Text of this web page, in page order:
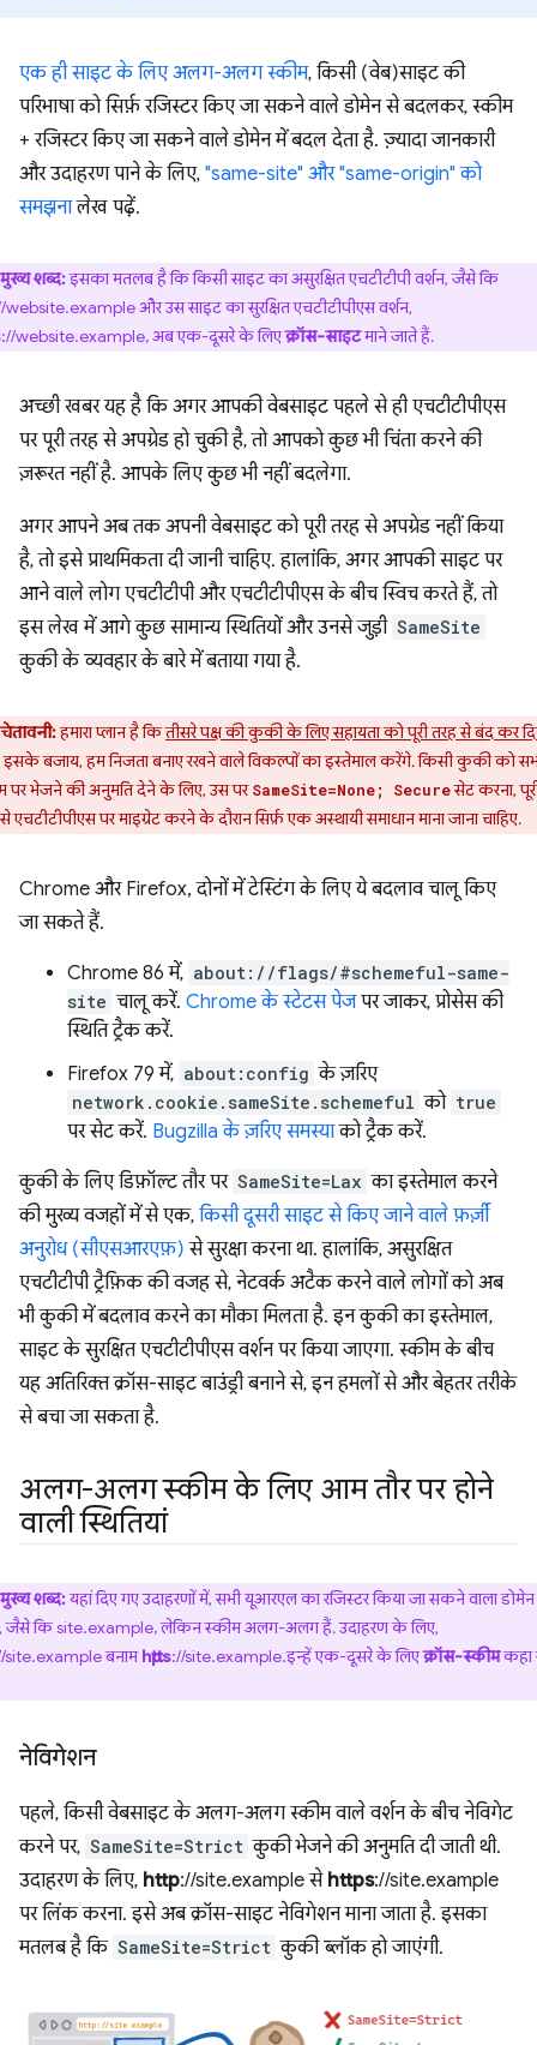
एक ही साइट के लिए अलग-अलग स्कीम, किसी (वेब)साइट की
परिभाषा को सिर्फ़ रजिस्टर किए जा सकने वाले डोमेन से बदलकर, स्कीम
+ रजिस्टर किए जा सकने वाले डोमेन में बदल देता है. ज़्यादा जानकारी
और उदाहरण पाने के लिए, "same-site" और "same-origin" को
समझनालेख पढ़ें.
मुख्य शब्द:इसका मतलब है कि किसी साइट का असुरक्षित एचटीटीपी वर्शन, जैसे कि
website.example और उस साइट का सुरक्षित एचटीटीपीएस वर्शन,
://website.example, अब एक-दूसरे के लिएक्रॉस-साइटमाने जाते हैं.
अच्छी खबर यह है कि अगर आपकी वेबसाइट पहले से ही एचटीटीपीएस
पर पूरी तरह से अपग्रेड हो चुकी है, तो आपको कुछ भी चिंता करने की
ज़रूरत नहीं है. आपके लिए कुछ भी नहीं बदलेगा.
अगर आपने अब तक अपनी वेबसाइट को पूरी तरह से अपग्रेड नहीं किया
है, तो इसे प्राथमिकता दी जानी चाहिए. हालांकि, अगर आपकी साइट पर
आने वाले लोग एचटीटीपी और एचटीटीपीएस के बीच स्विच करते हैं, तो
इस लेख में आगे कुछ सामान्य स्थितियों और उनसे जुड़ी SameSite
कुकी के व्यवहार के बारे में बताया गया है.
चेतावनी:हमारा प्लान है कितीसरे पक्ष की कुकी के लिए सहायता को पूरी तरह से बंद कर
इसके बजाय, हम निजता बनाए रखने वाले विकल्पों का इस्तेमाल करेंगे. किसी कुकी को
पर भेजने की अनुमति देने के लिए, उस परSameSite=None; Secureसेट करना,
एचटीटीपीएस पर माइग्रेट करने के दौरान सिर्फ़ एक अस्थायी समाधान माना जाना चाहिए.
Chrome और Firefox, दोनों में टेस्टिंग के लिए ये बदलाव चालू किए
जा सकते हैं.
Chrome 86 में, about://flags/#schemeful-same-
site चालू करें. Chrome के स्टेटस पेजपर जाकर, प्रोसेस की
स्थिति ट्रैक करें.
Firefox 79 में, about:config के ज़रिए
network.cookie.sameSite.schemeful को true
पर सेट करें. Bugzilla के ज़रिए समस्याको ट्रैक करें.
कुकी के लिए डिफ़ॉल्ट तौर पर SameSite=Lax का इस्तेमाल करने
की मुख्य वजहों में से एक, किसी दूसरी साइट से किए जाने वाले फ़र्ज़ी
अनुरोध (सीएसआरएफ़) से सुरक्षा करना था. हालांकि, असुरक्षित
एचटीटीपी ट्रैफ़िक की वजह से, नेटवर्क अटैक करने वाले लोगों को अब
भी कुकी में बदलाव करने का मौका मिलता है. इन कुकी का इस्तेमाल,
साइट के सुरक्षित एचटीटीपीएस वर्शन पर किया जाएगा. स्कीम के बीच
यह अतिरिक्त क्रॉस-साइट बाउंड्री बनाने से, इन हमलों से और बेहतर तरीके
से बचा जा सकता है.
अलग-अलग स्कीम के लिए आम तौर पर होने
वाली स्थितियां
मुख्य शब्द:यहां दिए गए उदाहरणों में, सभी यूआरएल का रजिस्टर किया जा सकने वाला
जैसे कि site.example, लेकिन स्कीम अलग-अलग हैं. उदाहरण के लिए,
site.example बनामhttps://site.example.इन्हें एक-दूसरे के लिएक्रॉस-स्कीमकहा
नेविगेशन
पहले, किसी वेबसाइट के अलग-अलग स्कीम वाले वर्शन के बीच नेविगेट
करने पर, SameSite=Strict कुकी भेजने की अनुमति दी जाती थी.
उदाहरण के लिए, http://site.example से https://site.example
पर लिंक करना. इसे अब क्रॉस-साइट नेविगेशन माना जाता है. इसका
मतलब है कि SameSite=Strict कुकी ब्लॉक हो जाएंगी.